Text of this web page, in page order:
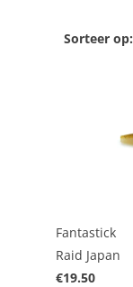
Sorteer op:
Fantastick
Raid Japan
€19.50